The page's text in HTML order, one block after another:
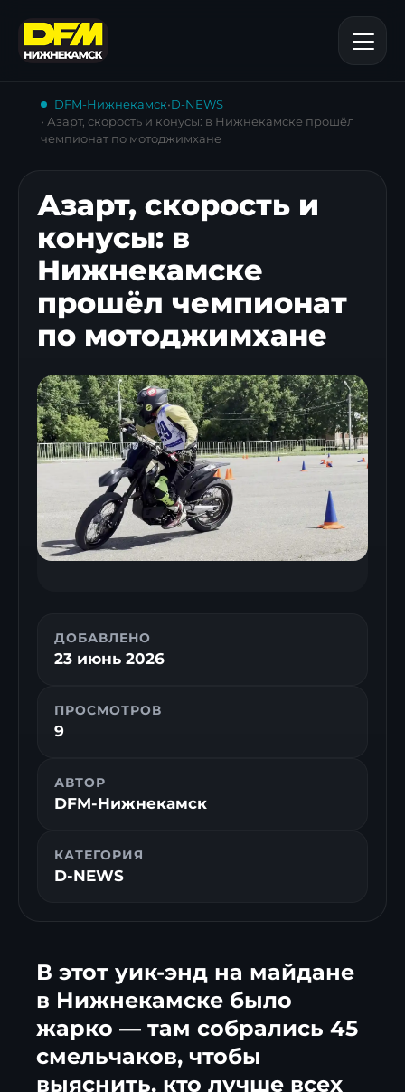
DFM-Нижнекамск•D-NEWS
• Азарт, скорость и конусы: в Нижнекамске прошёл
чемпионат по мотоджимхане
Азарт, скорость и
конусы: в
Нижнекамске
прошёл чемпионат
по мотоджимхане
ДОБАВЛЕНО
23 июнь 2026
ПРОСМОТРОВ
9
АВТОР
DFM-Нижнекамск
КАТЕГОРИЯ
D-NEWS
В этот уик-энд на майдане
в Нижнекамске было
жарко — там собрались 45
смельчаков, чтобы
выяснить, кто лучше всех